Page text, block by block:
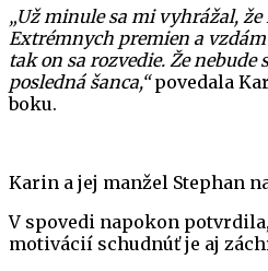
„Už minule sa mi vyhrážal, že
Extrémnych premien a vzdám
tak on sa rozvedie. Že nebude
posledná šanca,“povedala
boku.
Karin a jej manžel Stephan
V spovedi napokon
motivácií schudnúť je aj